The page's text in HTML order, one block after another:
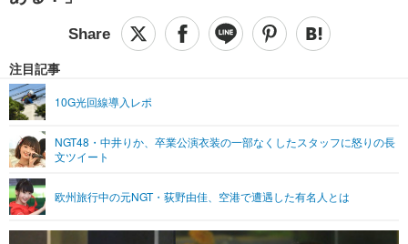
ショッピング その他
エンタメTOP 映画・ドラマ
音楽
グラビア ブログ
ペット
その他
リリース一覧
プッシュ通知の停止方法
注目記事
10G光回線導入レポ
NGT48・中井りか、卒業公演衣装の一部なくしたスタッフに怒りの長
文ツイート
欧州旅行中の元NGT・荻野由佳、空港で遭遇した有名人とは